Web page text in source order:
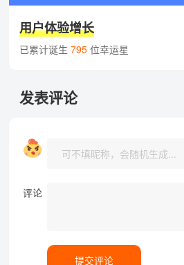
用户体验增长
已累计诞生 795位幸运星
发表评论
评论
提交评论